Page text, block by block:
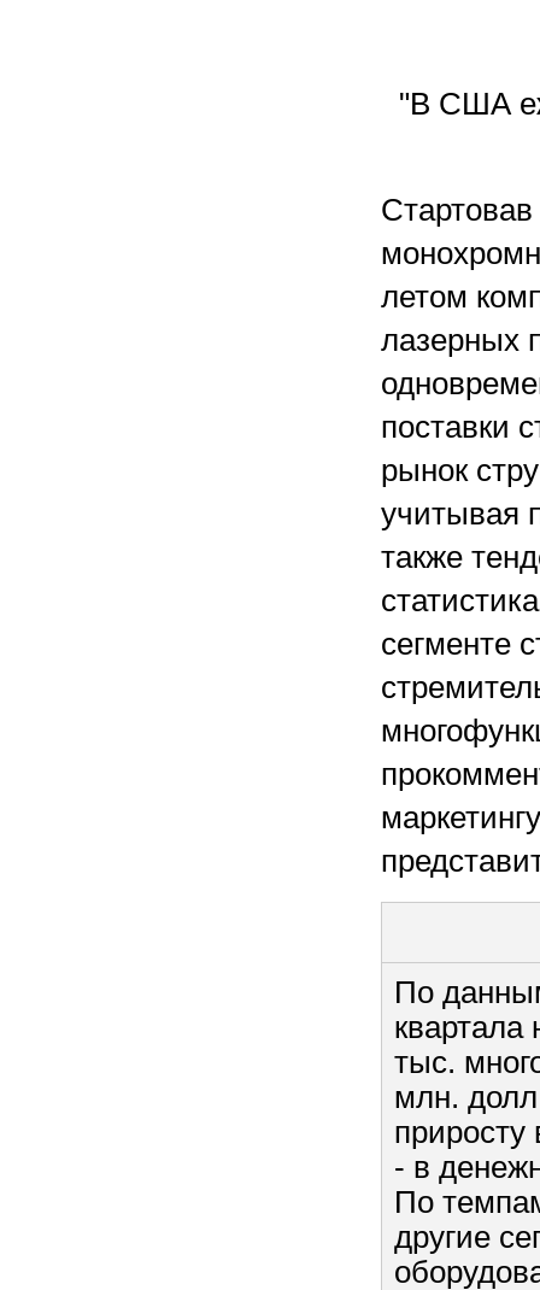
"В США
летом
лазерных
поставки
рынок
учитывая
также
сегменте
По
квартала
тыс.
млн.
- в
По
другие